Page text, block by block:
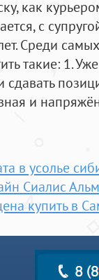
как
с
Среди
такие: 1.
сдавать
и
в усолье
Сиалис
купить в